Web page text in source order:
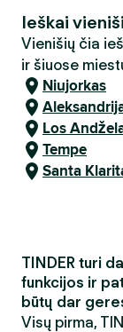
Ieškai
Vienišių čia
ir šiuose
Niujorkas
Los
Tempe
Santa
TINDER turi
funkcijos ir
būtų dar
Visų pirma,